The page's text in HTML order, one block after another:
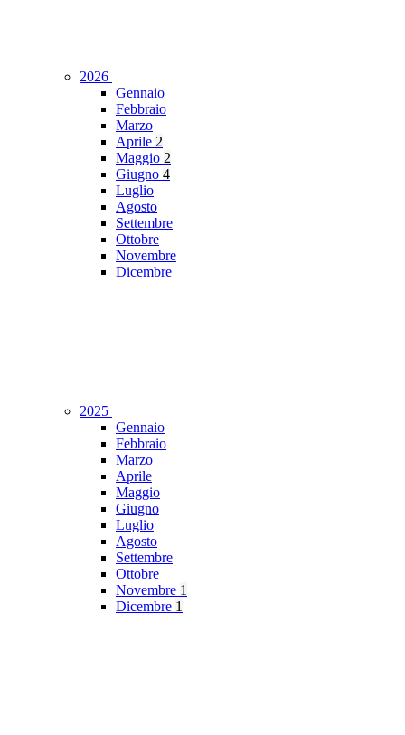
2026
Gennaio
Febbraio
Marzo
Aprile 2
Maggio 2
Giugno 4
Luglio
Agosto
Settembre
Ottobre
Novembre
Dicembre
2025
Gennaio
Febbraio
Marzo
Aprile
Maggio
Giugno
Luglio
Agosto
Settembre
Ottobre
Novembre 1
Dicembre 1